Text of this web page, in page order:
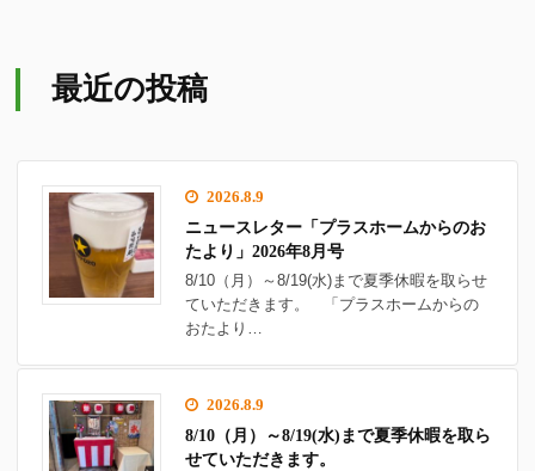
最近の投稿
2026.8.9
ニュースレター「プラスホームからのお
たより」2026年8月号
8/10（月）～8/19(水)まで夏季休暇を取らせ
ていただきます。 「プラスホームからの
おたより…
2026.8.9
8/10（月）～8/19(水)まで夏季休暇を取ら
せていただきます。